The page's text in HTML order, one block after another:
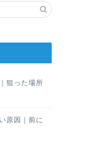
狙った場所
原因｜前に